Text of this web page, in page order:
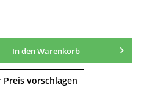
In denWarenkorb
Preis vorschlagen